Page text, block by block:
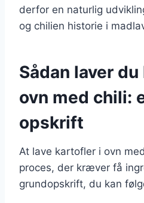
derfor en naturlig
og chilien historie i
Sådan laver
ovn med chili:
opskrift
At lave kartofler i ovn
proces, der kræver få
grundopskrift, du kan